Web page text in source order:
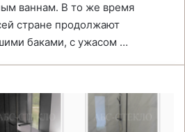
ваннам. В то же время
стране продолжают
баками, с ужасом …